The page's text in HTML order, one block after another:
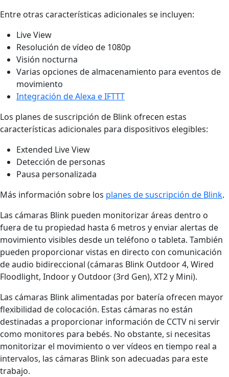
Entre otras características adicionales se incluyen:
Live View
Resolución de vídeo de 1080p
Visión nocturna
Varias opciones de almacenamiento para eventos de
movimiento
Integración de Alexa e IFTTT
Los planes de suscripción de Blink ofrecen estas
características adicionales para dispositivos elegibles:
Extended Live View
Detección de personas
Pausa personalizada
Más información sobre los planes de suscripción de Blink.
Las cámaras Blink pueden monitorizar áreas dentro o
fuera de tu propiedad hasta 6 metros y enviar alertas de
movimiento visibles desde un teléfono o tableta. También
pueden proporcionar vistas en directo con comunicación
de audio bidireccional (cámaras Blink Outdoor 4, Wired
Floodlight, Indoor y Outdoor (3rd Gen), XT2 y Mini).
Las cámaras Blink alimentadas por batería ofrecen mayor
flexibilidad de colocación. Estas cámaras no están
destinadas a proporcionar información de CCTV ni servir
como monitores para bebés. No obstante, si necesitas
monitorizar el movimiento o ver vídeos en tiempo real a
intervalos, las cámaras Blink son adecuadas para este
trabajo.